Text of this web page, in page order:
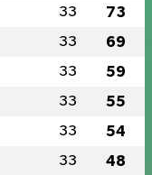
33 73
33 69
33 59
33 55
33 54
33 48